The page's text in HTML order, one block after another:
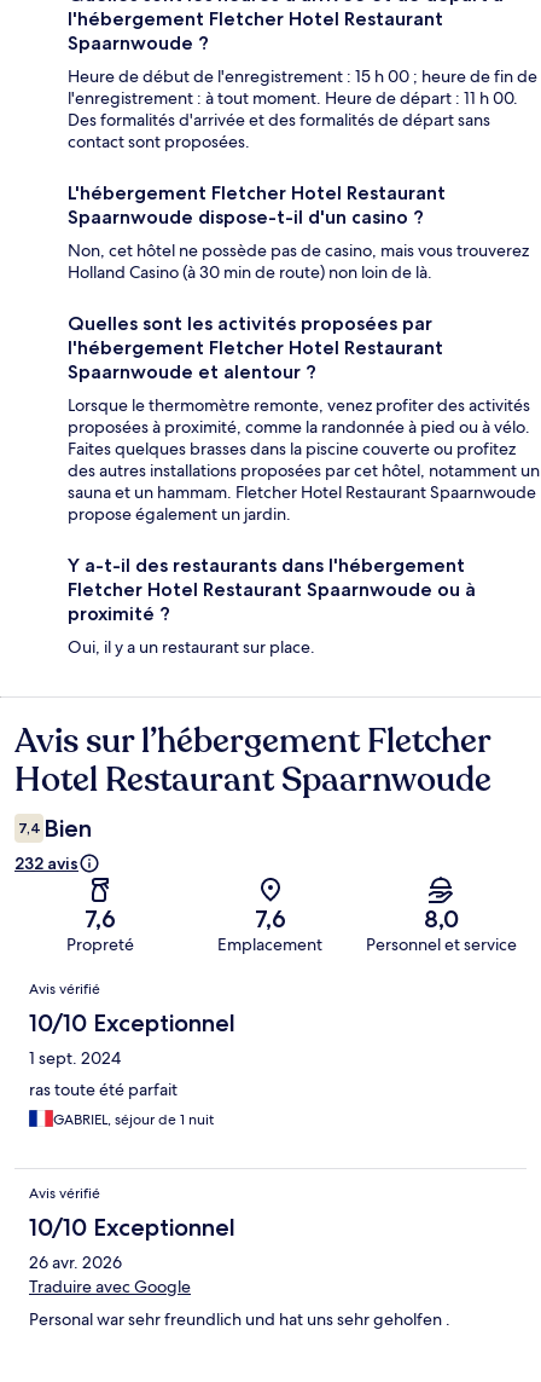
l'hébergement Fletcher Hotel Restaurant
Spaarnwoude ?
Heure de début de l'enregistrement : 15 h 00 ; heure de fin de
l'enregistrement : à tout moment. Heure de départ : 11 h 00.
Des formalités d'arrivée et des formalités de départ sans
contact sont proposées.
L'hébergement Fletcher Hotel Restaurant
Spaarnwoude dispose-t-il d'un casino ?
Non, cet hôtel ne possède pas de casino, mais vous trouverez
Holland Casino (à 30 min de route) non loin de là.
Quelles sont les activités proposées par
l'hébergement Fletcher Hotel Restaurant
Spaarnwoude et alentour ?
Lorsque le thermomètre remonte, venez profiter des activités
proposées à proximité, comme la randonnée à pied ou à vélo.
Faites quelques brasses dans la piscine couverte ou profitez
des autres installations proposées par cet hôtel, notamment un
sauna et un hammam. Fletcher Hotel Restaurant Spaarnwoude
propose également un jardin.
Y a-t-il des restaurants dans l'hébergement
Fletcher Hotel Restaurant Spaarnwoude ou à
proximité ?
Oui, il y a un restaurant sur place.
Avis
Avis sur l’hébergement Fletcher
Hotel Restaurant Spaarnwoude
7,4 Bien
232 avis
7,6
Propreté
7,6
Emplacement
8,0
Personnel et service
Avis
Avis vérifié
10/10 Exceptionnel
1 sept. 2024
ras toute été parfait
GABRIEL, séjour de 1 nuit
Avis vérifié
10/10 Exceptionnel
26 avr. 2026
Traduire avec Google
Personal war sehr freundlich und hat uns sehr geholfen .